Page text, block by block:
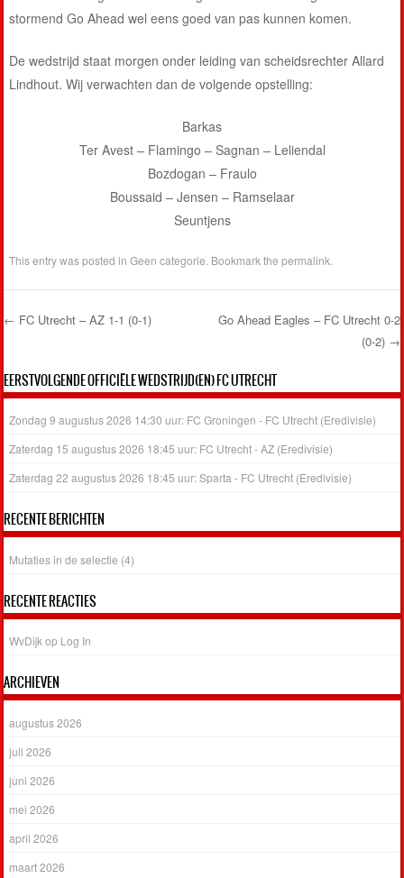
stormend Go Ahead wel eens goed van pas kunnen komen.
De wedstrijd staat morgen onder leiding van scheidsrechter Allard
Lindhout. Wij verwachten dan de volgende opstelling:
Barkas
Ter Avest – Flamingo – Sagnan – Leliendal
Bozdogan – Fraulo
Boussaid – Jensen – Ramselaar
Seuntjens
This entry was posted inGeen categorie . Bookmark thepermalink
← FC Utrecht – AZ 1-1 (0-1)
Go Ahead Eagles – FC Utrecht 0-2
(0-2) →
EERSTVOLGENDE OFFICIËLE WEDSTRIJD(EN) FC UTRECHT
Zondag 9 augustus 2026 14:30 uur: FC Groningen - FC Utrecht (Eredivisie)
Zaterdag 15 augustus 2026 18:45 uur: FC Utrecht - AZ (Eredivisie)
Zaterdag 22 augustus 2026 18:45 uur: Sparta - FC Utrecht (Eredivisie)
RECENTE BERICHTEN
Mutaties in de selectie (4)
RECENTE REACTIES
WvDijk op Log In
ARCHIEVEN
augustus 2026
juli 2026
juni 2026
mei 2026
april 2026
maart 2026